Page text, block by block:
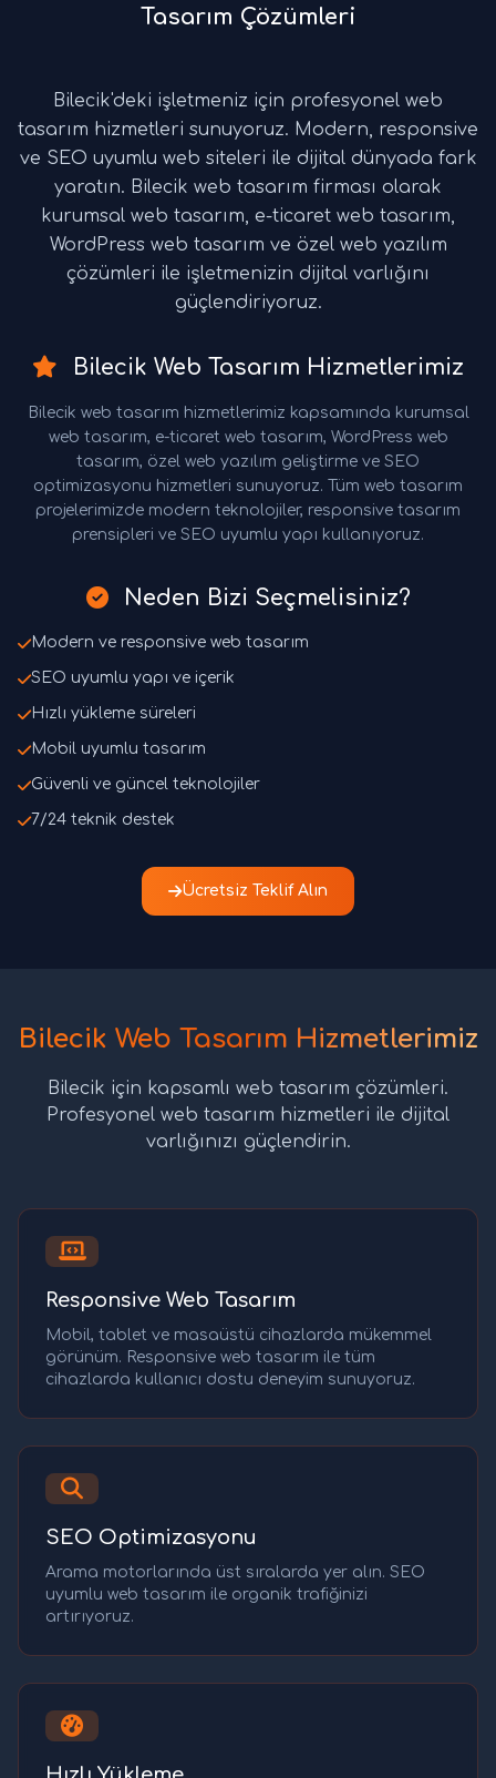
Tasarım Çözümleri
Bilecik'deki işletmeniz için profesyonel web
tasarım hizmetleri sunuyoruz. Modern, responsive
ve SEO uyumlu web siteleri ile dijital dünyada fark
yaratın. Bilecik web tasarım firması olarak
kurumsal web tasarım, e-ticaret web tasarım,
WordPress web tasarım ve özel web yazılım
çözümleri ile işletmenizin dijital varlığını
güçlendiriyoruz.
Bilecik Web Tasarım Hizmetlerimiz
Bilecik web tasarım hizmetlerimiz kapsamında kurumsal
web tasarım, e-ticaret web tasarım, WordPress web
tasarım, özel web yazılım geliştirme ve SEO
optimizasyonu hizmetleri sunuyoruz. Tüm web tasarım
projelerimizde modern teknolojiler, responsive tasarım
prensipleri ve SEO uyumlu yapı kullanıyoruz.
Neden Bizi Seçmelisiniz?
Modern ve responsive web tasarım
SEO uyumlu yapı ve içerik
Hızlı yükleme süreleri
Mobil uyumlu tasarım
Güvenli ve güncel teknolojiler
7/24 teknik destek
Ücretsiz Teklif Alın
Bilecik Web Tasarım Hizmetlerimiz
Bilecik için kapsamlı web tasarım çözümleri.
Profesyonel web tasarım hizmetleri ile dijital
varlığınızı güçlendirin.
Responsive Web Tasarım
Mobil, tablet ve masaüstü cihazlarda mükemmel
görünüm. Responsive web tasarım ile tüm
cihazlarda kullanıcı dostu deneyim sunuyoruz.
SEO Optimizasyonu
Arama motorlarında üst sıralarda yer alın. SEO
uyumlu web tasarım ile organik trafiğinizi
artırıyoruz.